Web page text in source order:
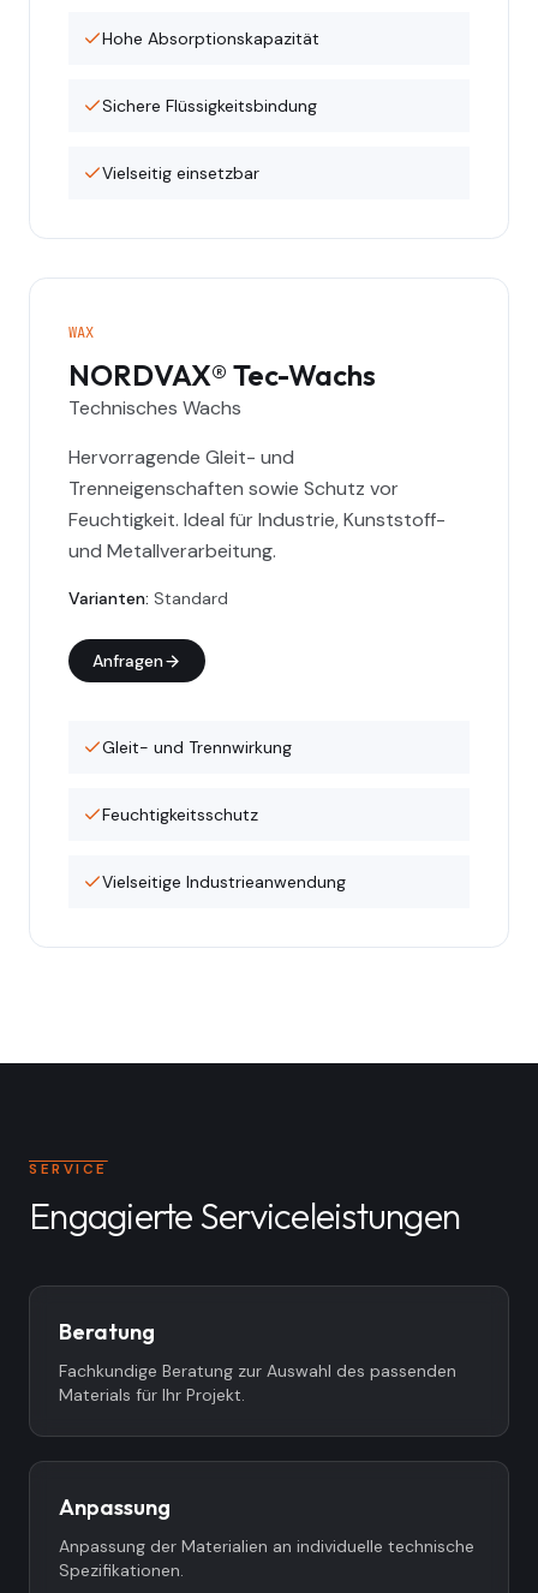
Hohe Absorptionskapazität
Sichere Flüssigkeitsbindung
Vielseitig einsetzbar
WAX
NORDVAX® Tec-Wachs
Technisches Wachs
Hervorragende Gleit- und
Trenneigenschaften sowie Schutz vor
Feuchtigkeit. Ideal für Industrie, Kunststoff-
und Metallverarbeitung.
Varianten: Standard
Anfragen
Gleit- und Trennwirkung
Feuchtigkeitsschutz
Vielseitige Industrieanwendung
SERVICE
Engagierte Serviceleistungen
Beratung
Fachkundige Beratung zur Auswahl des passenden
Materials für Ihr Projekt.
Anpassung
Anpassung der Materialien an individuelle technische
Spezifikationen.